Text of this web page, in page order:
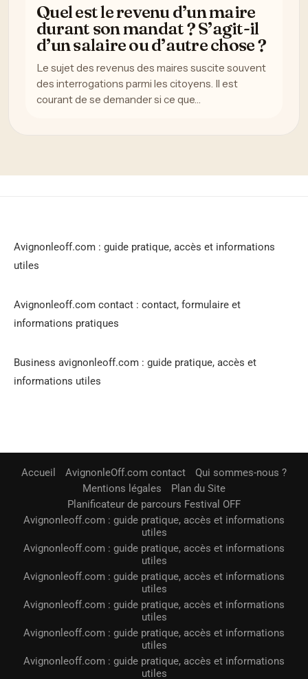
Quel est le revenu d’un maire
durant son mandat ? S’agit-il
d’un salaire ou d’autre chose ?
Le sujet des revenus des maires suscite souvent
des interrogations parmi les citoyens. Il est
courant de se demander si ce que…
Avignonleoff.com : guide pratique, accès et informations
utiles
Avignonleoff.com contact : contact, formulaire et
informations pratiques
Business avignonleoff.com : guide pratique, accès et
informations utiles
Accueil AvignonleOff.com contact
Qui sommes-nous ?
Mentions légales
Plan du Site
Planificateur de parcours Festival OFF
Avignonleoff.com : guide pratique, accès et informations
utiles
Avignonleoff.com : guide pratique, accès et informations
utiles
Avignonleoff.com : guide pratique, accès et informations
utiles
Avignonleoff.com : guide pratique, accès et informations
utiles
Avignonleoff.com : guide pratique, accès et informations
utiles
Avignonleoff.com : guide pratique, accès et informations
utiles